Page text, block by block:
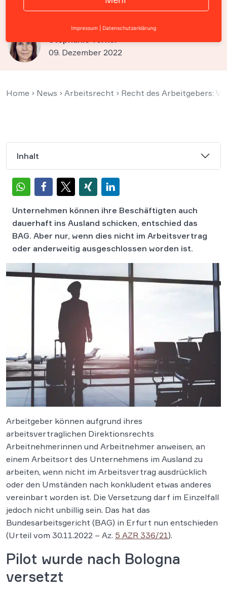
grundsätzlich möglich
Stephanie Törkel
09. Dezember 2022
Home › News › Arbeitsrecht › Recht des Arbeitgebers:
Inhalt
Unternehmen können ihre Beschäftigten auch
dauerhaft ins Ausland schicken, entschied das
BAG. Aber nur, wenn dies nicht im Arbeitsvertrag
oder anderweitig ausgeschlossen worden ist.
Arbeitgeber können aufgrund ihres
arbeitsvertraglichen Direktionsrechts
Arbeitnehmerinnen und Arbeitnehmer anweisen, an
einem Arbeitsort des Unternehmens im Ausland zu
arbeiten, wenn nicht im Arbeitsvertrag ausdrücklich
oder den Umständen nach konkludent etwas anderes
vereinbart worden ist. Die Versetzung darf im Einzelfall
jedoch nicht unbillig sein. Das hat das
Bundesarbeitsgericht (BAG) in Erfurt nun entschieden
(Urteil vom 30.11.2022 – Az. 5 AZR 336/21).
Pilot wurde nach Bologna
versetzt
Impressum Datenschutzerklärung